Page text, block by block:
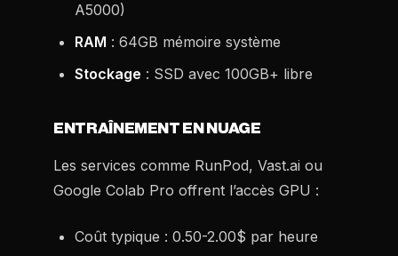
A5000)
RAM : 64GB mémoire système
Stockage : SSD avec 100GB+ libre
ENTRAÎNEMENT EN NUAGE
Les services comme RunPod, Vast.ai ou
Google Colab Pro offrent l’accès GPU :
Coût typique : 0.50-2.00$ par heure